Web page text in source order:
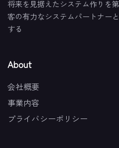
将来を見据えたシステム作りを
客の有力なシステムパートナー
する
About
会社概要
事業内容
プライバシーポリシー